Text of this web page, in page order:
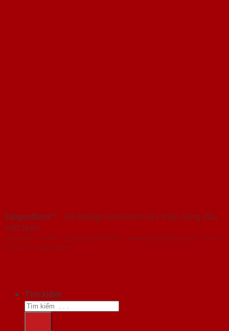
SaigonDoor™ - Hệ thống Showroom cửa thép hàng đầu
Việt Nam
Copyright ⓒ 2016 – 2026 SaigonDoor™ - www.bancuathep.com | Đơn vị
chủ quản SaigonDoor
Tìm kiếm: